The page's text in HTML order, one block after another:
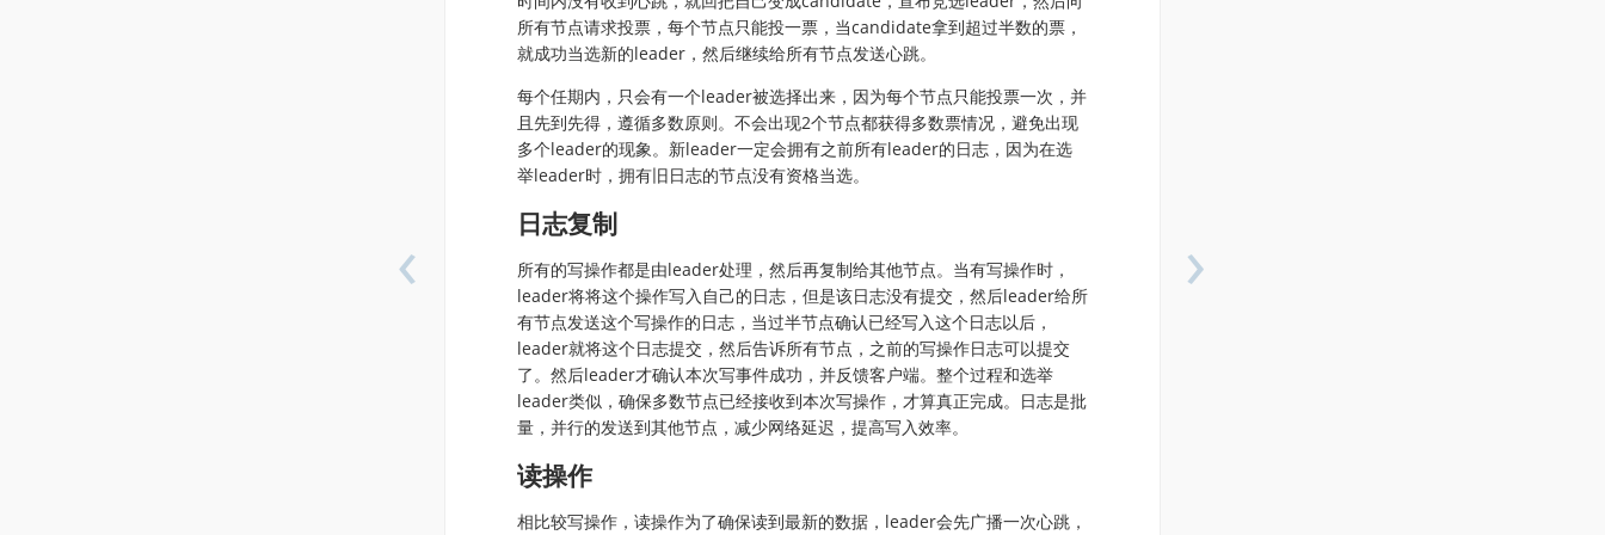
‹ ›
所有节点请求投票，每个节点只能投一票，当candidate拿到超过半数的票，
就成功当选新的leader，然后继续给所有节点发送心跳。
每个任期内，只会有一个leader被选择出来，因为每个节点只能投票一次，并
且先到先得，遵循多数原则。不会出现2个节点都获得多数票情况，避免出现
多个leader的现象。新leader一定会拥有之前所有leader的日志，因为在选
举leader时，拥有旧日志的节点没有资格当选。
日志复制
所有的写操作都是由leader处理，然后再复制给其他节点。当有写操作时，
leader将将这个操作写入自己的日志，但是该日志没有提交，然后leader给所
有节点发送这个写操作的日志，当过半节点确认已经写入这个日志以后，
leader就将这个日志提交，然后告诉所有节点，之前的写操作日志可以提交
了。然后leader才确认本次写事件成功，并反馈客户端。整个过程和选举
leader类似，确保多数节点已经接收到本次写操作，才算真正完成。日志是批
量，并行的发送到其他节点，减少网络延迟，提高写入效率。
读操作
相比较写操作，读操作为了确保读到最新的数据，leader会先广播一次心跳，